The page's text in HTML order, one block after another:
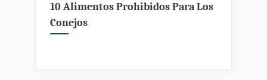
10 Alimentos Prohibidos Para Los
Conejos